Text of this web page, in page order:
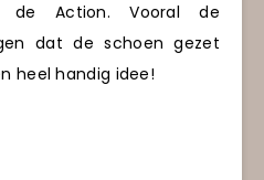
de Action. Vooral de
dat de schoen gezet
heel handig idee!